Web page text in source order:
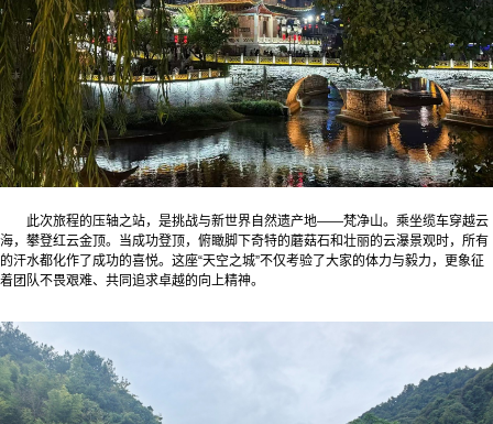
此次旅程的压轴之站，是挑战与新世界自然遗产地——梵净山。乘坐缆车穿越云
海，攀登红云金顶。当成功登顶，俯瞰脚下奇特的蘑菇石和壮丽的云瀑景观时，所有
的汗水都化作了成功的喜悦。这座“天空之城”不仅考验了大家的体力与毅力，更象征
着团队不畏艰难、共同追求卓越的向上精神。